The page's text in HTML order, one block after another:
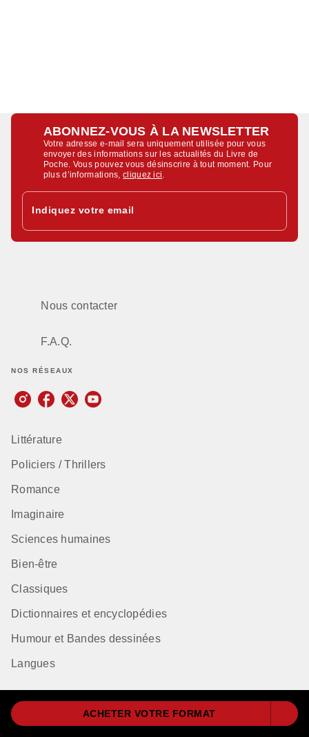
ACHETER VOTRE FORMAT
ABONNEZ-VOUS À LA NEWSLETTER
Votre adresse e-mail sera uniquement utilisée pour vous
envoyer des informations sur les actualités du Livre de
Poche. Vous pouvez vous désinscrire à tout moment. Pour
plus d’informations,cliquez ici
Indiquez votre email
Nous contacter
F.A.Q.
NOS RÉSEAUX
Littérature
Policiers / Thrillers
Romance
Imaginaire
Sciences humaines
Bien-être
Classiques
Dictionnaires et encyclopédies
Humour et Bandes dessinées
Langues
Qui sommes-nous ?